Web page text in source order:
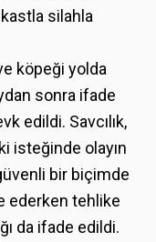
silahla
köpeği yolda
sonra ifade
edildi. Savcılık,
isteğinde olayın
bir biçimde
ederken tehlike
da ifade edildi.